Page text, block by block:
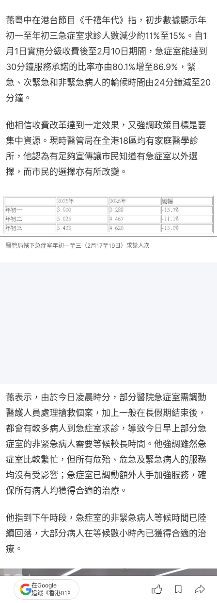
蕭粵中在港台節目《千禧年代》指，初步數據顯示年
初一至年初三急症室求診人數減少約11%至15%。自1
月1日實施分級收費後至2月10日期間，急症室能達到
30分鐘服務承諾的比率亦由80.1%增至86.9%，緊
急、次緊急和非緊急病人的輪候時間由24分鐘減至20
分鐘。
他相信收費改革達到一定效果，又強調政策目標是要
集中資源。現時醫管局在全港18區均有家庭醫學診
所，他認為有足夠宣傳讓市民知道有急症室以外選
擇，而市民的選擇亦有所改變。
醫管局轄下急症室年初一至三（2月17至19日）求診人次
蕭表示，由於今日凌晨時分，部分醫院急症室需調動
醫護人員處理搶救個案，加上一般在長假期結束後，
都會有較多病人到急症室求診，導致今日早上部分急
症室的非緊急病人需要等候較長時間。他強調雖然急
症室比較繁忙，但所有危殆、危急及緊急病人的服務
均沒有受影響；急症室已調動額外人手加強服務，確
保所有病人均獲得合適的治療。
他指到下午時段，急症室的非緊急病人等候時間已陸
續回落，大部分病人在等候數小時內已獲得合適的治
療。
在Google
追蹤《香港01》